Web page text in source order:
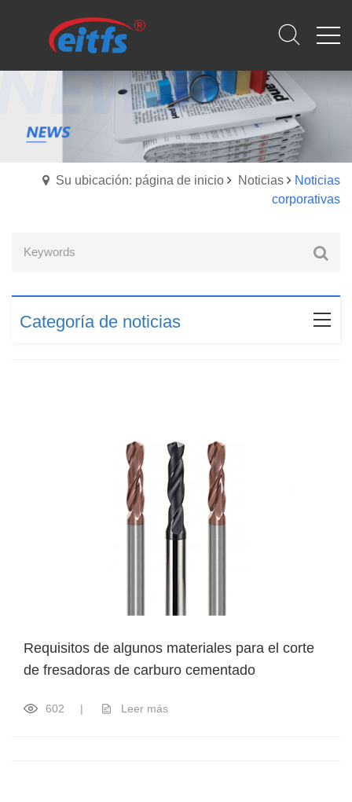
Su ubicación: página de inicio Noticias
Noticias
corporativas
Categoría de noticias
Requisitos de algunos materiales para el corte
de fresadoras de carburo cementado
602 | Leer más